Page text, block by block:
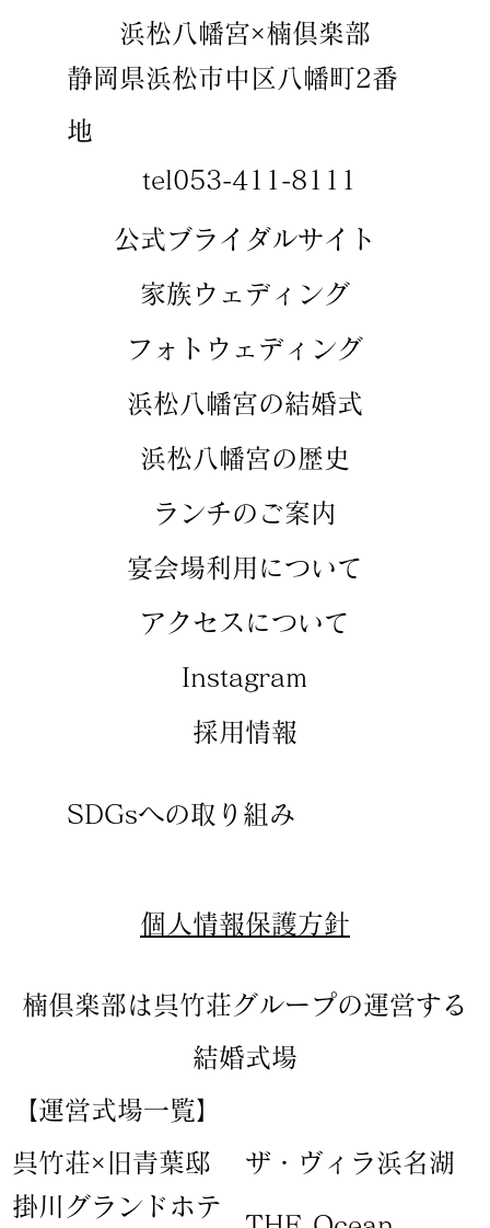
​​公式ブライダルサイト
​家族ウェディング
​フォトウェディング
​浜松八幡宮の結婚式
​浜松八幡宮の歴史
​ランチのご案内
​宴会場利用について
アクセスについて
​Instagram
​個人情報保護方針
​浜松八幡宮×楠倶楽部
静岡県浜松市中区八幡町2番
地
tel053-411-8111
SDGsへの取り組み
​採用情報
【運営式場一覧】
​呉竹荘×旧青葉邸
ザ・ヴィラ浜名湖
​掛川グランドホテ
楠倶楽部は呉竹荘グループの運営する
結婚式場